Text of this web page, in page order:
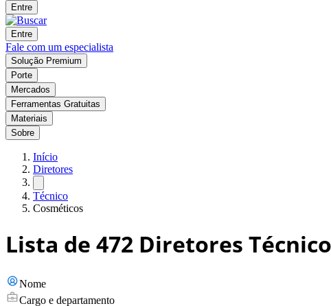
Entre
Entre
Fale com um especialista
Solução Premium
Porte
Mercados
Ferramentas Gratuitas
Materiais
Sobre
Início
Diretores
Técnico
Cosméticos
Lista de 472 Diretores
Nome
Cargo e departamento